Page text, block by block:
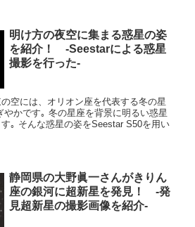
明け方の夜空に集まる惑星の姿
を紹介！ -Seestarによる惑星
撮影を行った-
空には、オリオン座を代表する冬の星
やかです｡ 冬の星座を背景に明るい惑星
｡ そんな惑星の姿をSeestar S50を用い
静岡県の大野眞一さんがきりん
座の銀河に超新星を発見！ -発
見超新星の撮影画像を紹介-